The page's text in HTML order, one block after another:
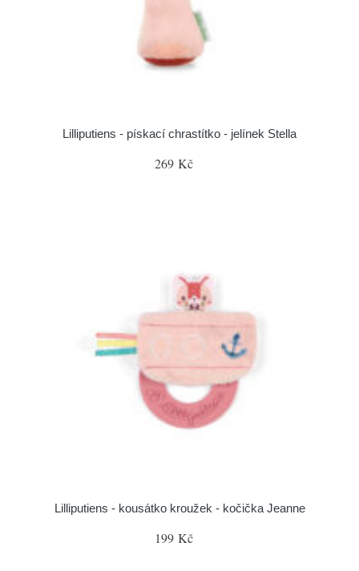
Lilliputiens - pískací chrastítko - jelínek Stella
269 Kč
Lilliputiens - kousátko kroužek - kočička Jeanne
199 Kč